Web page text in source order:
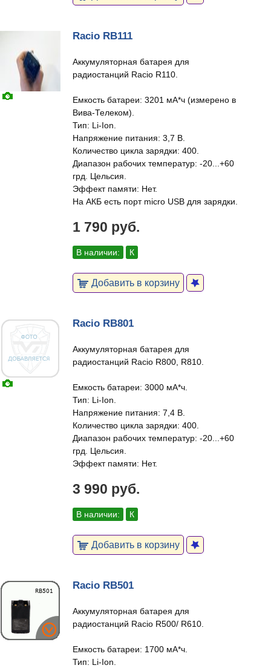
Racio RB111
Аккумуляторная батарея для
радиостанций Racio R110.
Емкость батареи: 3201 мА*ч (измерено в
Вива-Телеком).
Тип: Li-Ion.
Напряжение питания: 3,7 В.
Количество цикла зарядки: 400.
Диапазон рабочих температур: -20...+60
грд. Цельсия.
Эффект памяти: Нет.
На АКБ есть порт micro USB для зарядки.
1 790 руб.
В наличии: К
Добавить в корзину
Racio RB801
Аккумуляторная батарея для
радиостанций Racio R800, R810.
Емкость батареи: 3000 мА*ч.
Тип: Li-Ion.
Напряжение питания: 7,4 В.
Количество цикла зарядки: 400.
Диапазон рабочих температур: -20...+60
грд. Цельсия.
Эффект памяти: Нет.
3 990 руб.
В наличии: К
Добавить в корзину
Racio RB501
Аккумуляторная батарея для
радиостанций Racio R500/ R610.
Емкость батареи: 1700 мА*ч.
Тип: Li-Ion.